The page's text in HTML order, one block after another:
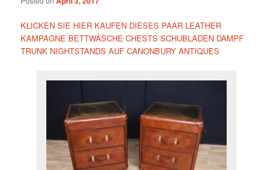
KLICKEN SIE HIER KAUFEN DIESES PAAR LEATHER
KAMPAGNE BETTWÄSCHE CHESTS SCHUBLADEN DAMPF
TRUNK NIGHTSTANDS AUF CANONBURY ANTIQUES